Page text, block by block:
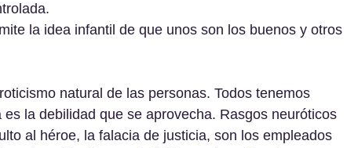
la idea infantil de que unos son los buenos y otros
natural de las personas. Todos tenemos
la debilidad que se aprovecha. Rasgos neuróticos
al héroe, la falacia de justicia, son los empleados